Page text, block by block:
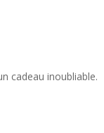
cadeau inoubliable.